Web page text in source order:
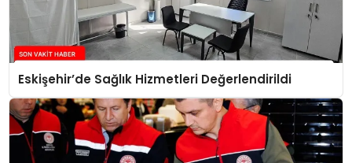
Eskişehir’de Sağlık Hizmetleri Değerlendirildi